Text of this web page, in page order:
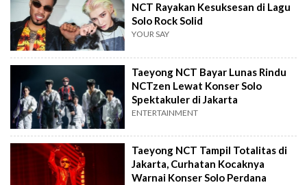
NCT Rayakan Kesuksesan di Lagu
Solo Rock Solid
YOUR SAY
Taeyong NCT Bayar Lunas Rindu
NCTzen Lewat Konser Solo
Spektakuler di Jakarta
ENTERTAINMENT
Taeyong NCT Tampil Totalitas di
Jakarta, Curhatan Kocaknya
Warnai Konser Solo Perdana